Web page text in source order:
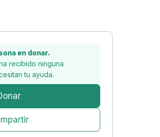
en donar.
recibido ninguna
tu ayuda.